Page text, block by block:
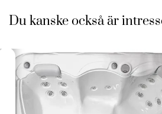
Du kanske också är